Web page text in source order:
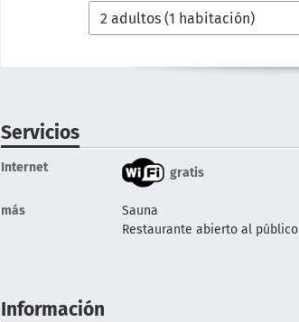
Servicios
Internet gratis
más Sauna
Restaurante abierto al público
Información